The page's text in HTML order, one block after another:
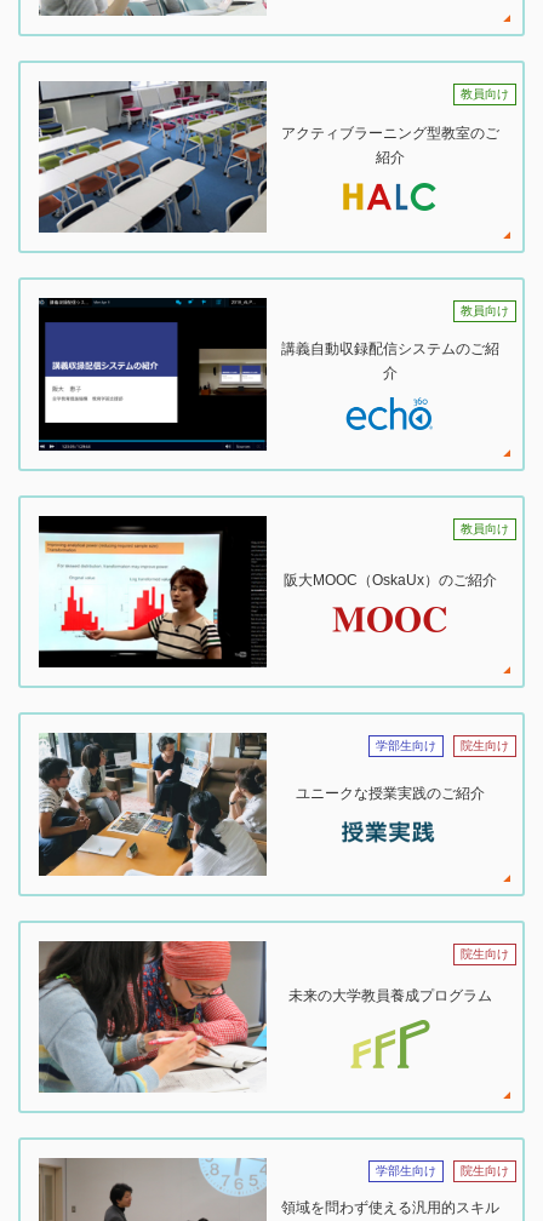
教員向け
アクティブラーニング型教室のご
紹介
教員向け
講義自動収録配信システムのご紹
介
教員向け
阪大MOOC（OskaUx）のご紹介
学部生向け 院生向け
ユニークな授業実践のご紹介
院生向け
未来の大学教員養成プログラム
学部生向け 院生向け
領域を問わず使える汎用的スキル